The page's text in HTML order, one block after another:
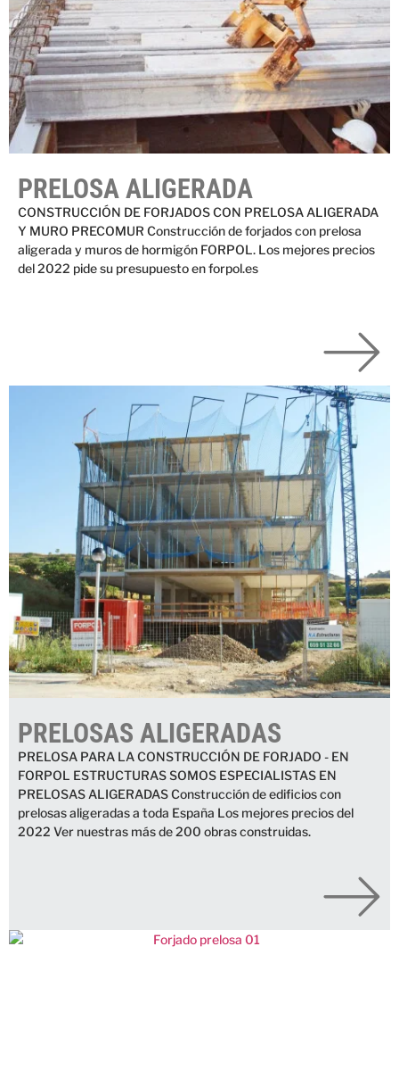
PRELOSA ALIGERADA
CONSTRUCCIÓN DE FORJADOS CON PRELOSA ALIGERADA
Y MURO PRECOMUR Construcción de forjados con prelosa
aligerada y muros de hormigón FORPOL. Los mejores precios
del 2022 pide su presupuesto en forpol.es
PRELOSAS ALIGERADAS
PRELOSA PARA LA CONSTRUCCIÓN DE FORJADO - EN
FORPOL ESTRUCTURAS SOMOS ESPECIALISTAS EN
PRELOSAS ALIGERADAS Construcción de edificios con
prelosas aligeradas a toda España Los mejores precios del
2022 Ver nuestras más de 200 obras construidas.